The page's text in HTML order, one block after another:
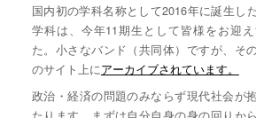
国内初の学科名称として2016年に誕生し
学科は、今年11期生として皆様をお迎
た。小さなバンド（共同体）ですが、そ
のサイト上にアーカイブされています。
政治・経済の問題のみならず現代社会が